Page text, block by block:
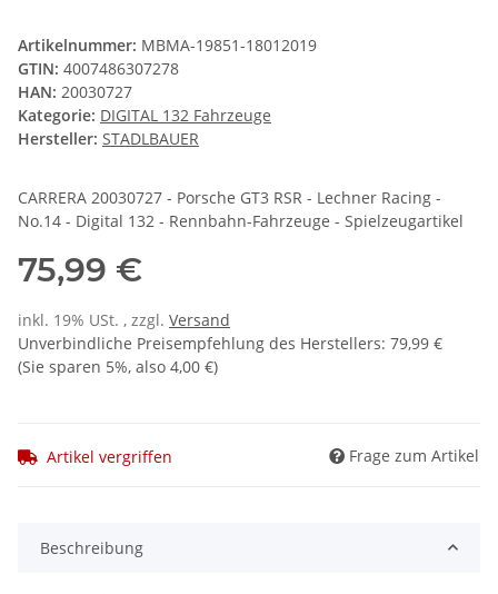
Artikelnummer: MBMA-19851-18012019
GTIN: 4007486307278
HAN: 20030727
Kategorie: DIGITAL 132 Fahrzeuge
Hersteller: STADLBAUER
CARRERA 20030727 - Porsche GT3 RSR - Lechner Racing -
No.14 - Digital 132 - Rennbahn-Fahrzeuge - Spielzeugartikel
75,99 €
inkl. 19% USt. , zzgl. Versand
Unverbindliche Preisempfehlung des Herstellers: 79,99 €
(Sie sparen 5%, also 4,00 €)
Artikel vergriffen Frage zum Artikel
Beschreibung